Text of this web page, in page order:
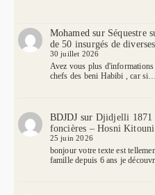
Mohamedsur Séquestre
de 50 insurgés de
30 juillet 2026
Avez vous plus
chefs des beni Habibi , car si…
BDJDJ sur Djidjelli 1871
foncières – Hosni Kitouni
25 juin 2026
bonjour votre texte est
famille depuis 6 ans je